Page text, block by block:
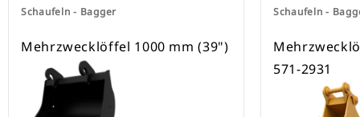
Schaufeln - Bagger
Mehrzwecklöffel 1000 mm (39")
Schaufeln -
571-2931